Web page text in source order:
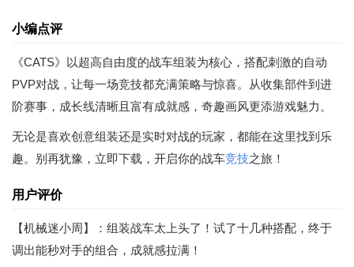
小编点评
《CATS》以超高自由度的战车组装为核心，搭配刺激的自动
PVP对战，让每一场竞技都充满策略与惊喜。从收集部件到进
阶赛事，成长线清晰且富有成就感，奇趣画风更添游戏魅力。
无论是喜欢创意组装还是实时对战的玩家，都能在这里找到乐
趣。别再犹豫，立即下载，开启你的战车竞技之旅！
用户评价
【机械迷小周】：组装战车太上头了！试了十几种搭配，终于
调出能秒对手的组合，成就感拉满！